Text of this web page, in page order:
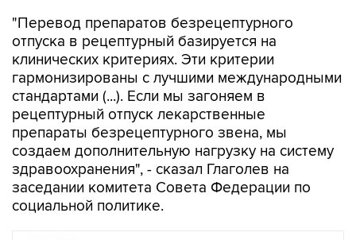
"Перевод препаратов безрецептурного
отпуска в рецептурный базируется на
клинических критериях. Эти критерии
гармонизированы с лучшими международными
стандартами (...). Если мы загоняем в
рецептурный отпуск лекарственные
препараты безрецептурного звена, мы
создаем дополнительную нагрузку на систему
здравоохранения", - сказал Глаголев на
заседании комитета Совета Федерации по
социальной политике.